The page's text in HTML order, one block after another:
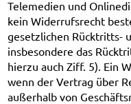
Telemedien und
kein Widerrufsrecht
gesetzlichen Rücktritts-
insbesondere das
hierzu auch Ziff. 5). Ein
wenn der Vertrag über
außerhalb von